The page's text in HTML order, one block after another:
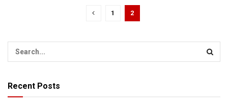
1 2
Recent Posts